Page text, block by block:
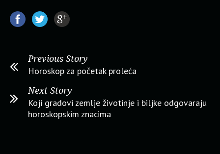
Previous Story
Horoskop za početak proleća
Next Story
Koji gradovi zemlje životinje i biljke odgovaraju
horoskopskim znacima